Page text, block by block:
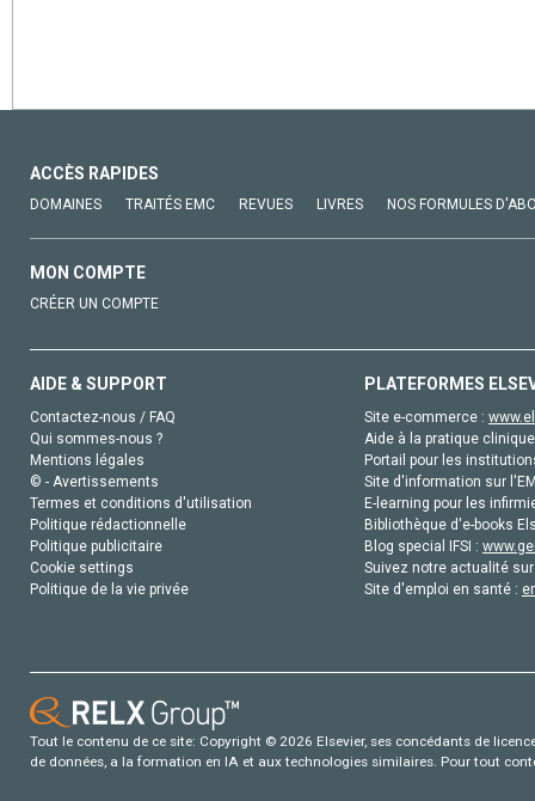
ACCÈS RAPIDES
DOMAINES TRAITÉS EMC REVUES LIVRES NOS FORMULES
MON COMPTE
CRÉER UN COMPTE
AIDE & SUPPORT
Contactez-nous / FAQ
Qui sommes-nous ?
Mentions légales
© - Avertissements
Termes et conditions d'utilisation
Politique rédactionnelle
Politique publicitaire
Cookie settings
Politique de la vie privée
PLATEFORMES
Site e-commerce :
Aide à la pratique
Portail pour les
Site d'information sur
E-learning pour les
Bibliothèque d'e-books
Blog special IFSI :
Suivez notre actualité
Site d'emploi en santé :
Tout le contenu de ce site: Copyright © 2026 Elsevier, ses concédants de
de données, a la formation en IA et aux technologies similaires. Pour tout